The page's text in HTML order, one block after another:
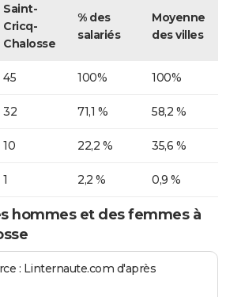
Saint-
Cricq-
Chalosse
% des
salariés
Moyenne
des villes
45 100% 100%
32 71,1 % 58,2 %
10 22,2 % 35,6 %
1 2,2 % 0,9 %
hommes et des femmes à
: Linternaute.com d'après